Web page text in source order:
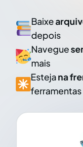
Baixe
depois
Navegue
mais
Esteja na
ferramentas